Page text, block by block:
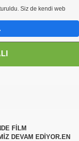
FİLM
DEVAM EDİYOR.EN
Siz de kendi web